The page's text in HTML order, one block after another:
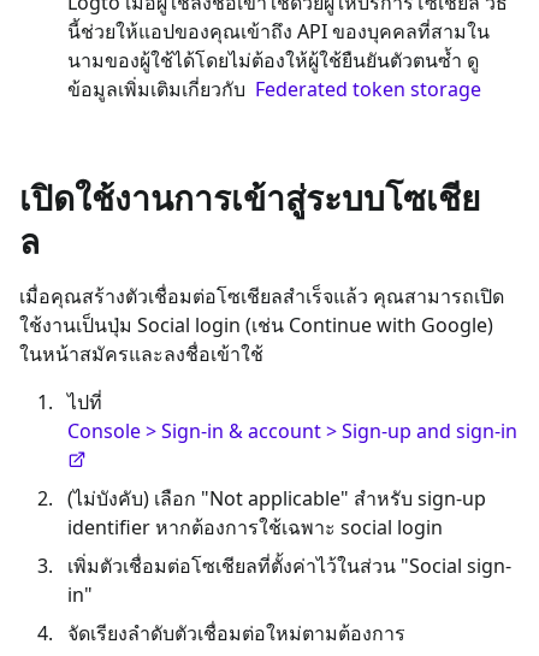
นี้ช่วยให้แอปของคุณเข้าถึง API ของบุคคลที่สามใน
นามของผู้ใช้ได้โดยไม่ต้องให้ผู้ใช้ยืนยันตัวตนซ้ำ ดู
ข้อมูลเพิ่มเติมเกี่ยวกับ Federated token storage
เปิดใช้งานการเข้าสู่ระบบโซเชีย
ล
เมื่อคุณสร้างตัวเชื่อมต่อโซเชียลสำเร็จแล้ว คุณสามารถเปิด
ใช้งานเป็นปุ่ม Social login (เช่น Continue with Google)
ในหน้าสมัครและลงชื่อเข้าใช้
ไปที่
Console > Sign-in & account > Sign-up and sign-in
(ไม่บังคับ) เลือก "Not applicable" สำหรับ sign-up
identifier หากต้องการใช้เฉพาะ social login
เพิ่มตัวเชื่อมต่อโซเชียลที่ตั้งค่าไว้ในส่วน "Social sign-
in"
จัดเรียงลำดับตัวเชื่อมต่อใหม่ตามต้องการ